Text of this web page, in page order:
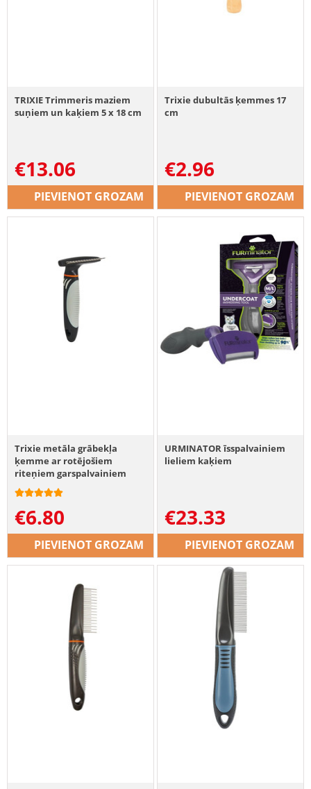
TRIXIE Trimmeris maziem
suņiem un kaķiem 5 x 18 cm
€13.06
PIEVIENOT GROZAM
Trixie dubultās ķemmes 17
cm
€2.96
PIEVIENOT GROZAM
Trixie metāla grābekļa
ķemme ar rotējošiem
riteņiem garspalvainiem
suņiem 7 × 14 cm
€6.80
PIEVIENOT GROZAM
URMINATOR īsspalvainiem
lieliem kaķiem
€23.33
PIEVIENOT GROZAM